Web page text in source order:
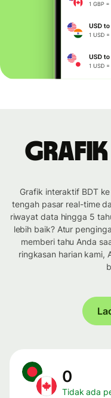
Grafik
Grafik interaktif BDT
tengah pasar real-time
riwayat data hingga 5
lebih baik? Atur
memberi tahu Anda
ringkasan harian kami,
0
Tidak ada